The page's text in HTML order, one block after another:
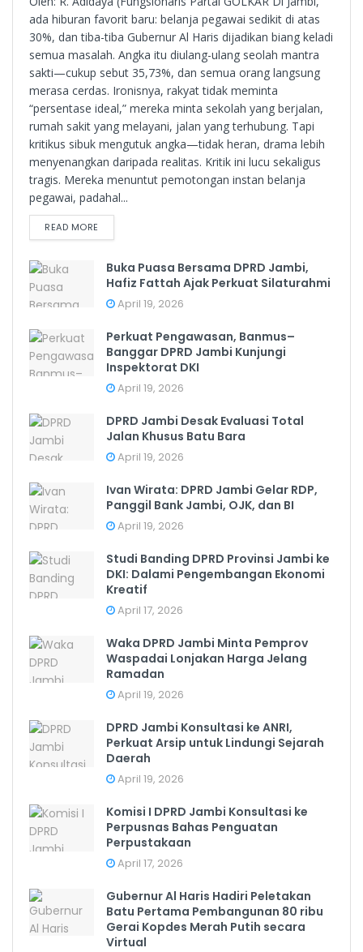
ada hiburan favorit baru: belanja pegawai sedikit di atas
30%, dan tiba-tiba Gubernur Al Haris dijadikan biang keladi
semua masalah. Angka itu diulang-ulang seolah mantra
sakti—cukup sebut 35,73%, dan semua orang langsung
merasa cerdas. Ironisnya, rakyat tidak meminta
“persentase ideal,” mereka minta sekolah yang berjalan,
rumah sakit yang melayani, jalan yang terhubung. Tapi
kritikus sibuk mengutuk angka—tidak heran, drama lebih
menyenangkan daripada realitas. Kritik ini lucu sekaligus
tragis. Mereka menuntut pemotongan instan belanja
pegawai, padahal...
READ MORE
Buka Puasa Bersama DPRD Jambi,
Hafiz Fattah Ajak Perkuat Silaturahmi
April 19, 2026
Perkuat Pengawasan, Banmus–
Banggar DPRD Jambi Kunjungi
Inspektorat DKI
April 19, 2026
DPRD Jambi Desak Evaluasi Total
Jalan Khusus Batu Bara
April 19, 2026
Ivan Wirata: DPRD Jambi Gelar RDP,
Panggil Bank Jambi, OJK, dan BI
April 19, 2026
Studi Banding DPRD Provinsi Jambi ke
DKI: Dalami Pengembangan Ekonomi
Kreatif
April 17, 2026
Waka DPRD Jambi Minta Pemprov
Waspadai Lonjakan Harga Jelang
Ramadan
April 19, 2026
DPRD Jambi Konsultasi ke ANRI,
Perkuat Arsip untuk Lindungi Sejarah
Daerah
April 19, 2026
Komisi I DPRD Jambi Konsultasi ke
Perpusnas Bahas Penguatan
Perpustakaan
April 17, 2026
Gubernur Al Haris Hadiri Peletakan
Batu Pertama Pembangunan 80 ribu
Gerai Kopdes Merah Putih secara
Virtual